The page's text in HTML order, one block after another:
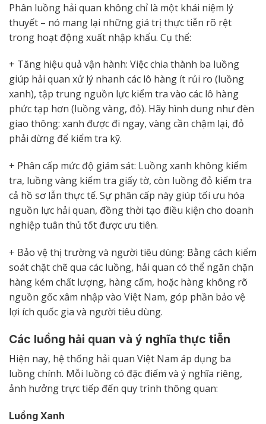
Phân luồng hải quan không chỉ là một khái niệm lý
thuyết – nó mang lại những giá trị thực tiễn rõ rệt
trong hoạt động xuất nhập khẩu. Cụ thể:
+ Tăng hiệu quả vận hành: Việc chia thành ba luồng
giúp hải quan xử lý nhanh các lô hàng ít rủi ro (luồng
xanh), tập trung nguồn lực kiểm tra vào các lô hàng
phức tạp hơn (luồng vàng, đỏ). Hãy hình dung như đèn
giao thông: xanh được đi ngay, vàng cần chậm lại, đỏ
phải dừng để kiểm tra kỹ.
+ Phân cấp mức độ giám sát: Luồng xanh không kiểm
tra, luồng vàng kiểm tra giấy tờ, còn luồng đỏ kiểm tra
cả hồ sơ lẫn thực tế. Sự phân cấp này giúp tối ưu hóa
nguồn lực hải quan, đồng thời tạo điều kiện cho doanh
nghiệp tuân thủ tốt được ưu tiên.
+ Bảo vệ thị trường và người tiêu dùng: Bằng cách kiểm
soát chặt chẽ qua các luồng, hải quan có thể ngăn chặn
hàng kém chất lượng, hàng cấm, hoặc hàng không rõ
nguồn gốc xâm nhập vào Việt Nam, góp phần bảo vệ
lợi ích quốc gia và người tiêu dùng.
Các luồng hải quan và ý nghĩa thực tiễn
Hiện nay, hệ thống hải quan Việt Nam áp dụng ba
luồng chính. Mỗi luồng có đặc điểm và ý nghĩa riêng,
ảnh hưởng trực tiếp đến quy trình thông quan:
Luồng Xanh